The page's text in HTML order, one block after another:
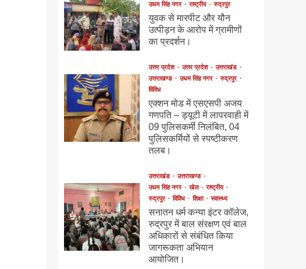
उधम सिंह नगर
राष्ट्रीय रुद्रपुर
युवक से मारपीट और यौन
उत्पीड़न के आरोप में ग्रामीणों
का प्रदर्शन।
उत्तर प्रदेश उत्तर प्रदेश
उत्तराखंड
उत्तराखण्ड
उधम सिंह नगर
रुद्रपुर
विविध
एक्शन मोड में एसएसपी अजय
गणपति – ड्यूटी में लापरवाही में
09 पुलिसकर्मी निलंबित, 04
पुलिसकर्मियों से स्पष्टीकरण
तलब।
उत्तराखंड
उत्तराखण्ड
उधम सिंह नगर
खेल
राष्ट्रीय
रुद्रपुर
विविध शिक्षा स्वास्थ्य
सनातन धर्म कन्या इंटर कॉलेज,
रुद्रपुर में बाल संरक्षण एवं बाल
अधिकारों से संबंधित किया
जागरूकता अभियान
आयोजित।